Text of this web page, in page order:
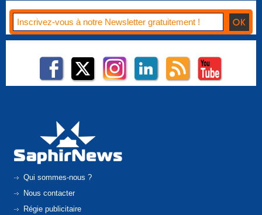
Qui sommes-nous ?
Nous contacter
Régie publicitaire